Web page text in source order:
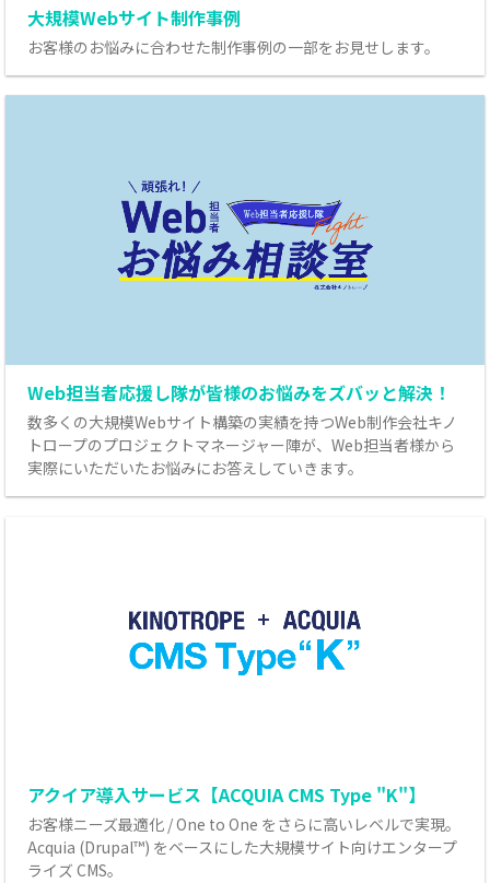
大規模Webサイト制作事例
お客様のお悩みに合わせた制作事例の一部をお見せします。
Web担当者応援し隊が皆様のお悩みをズバッと解決！
数多くの大規模Webサイト構築の実績を持つWeb制作会社キノ
トロープのプロジェクトマネージャー陣が、Web担当者様から
実際にいただいたお悩みにお答えしていきます。
アクイア導入サービス【ACQUIA CMS Type "K"】
お客様ニーズ最適化 / One to One をさらに高いレベルで実現。
Acquia (Drupal™) をベースにした大規模サイト向けエンタープ
ライズ CMS。